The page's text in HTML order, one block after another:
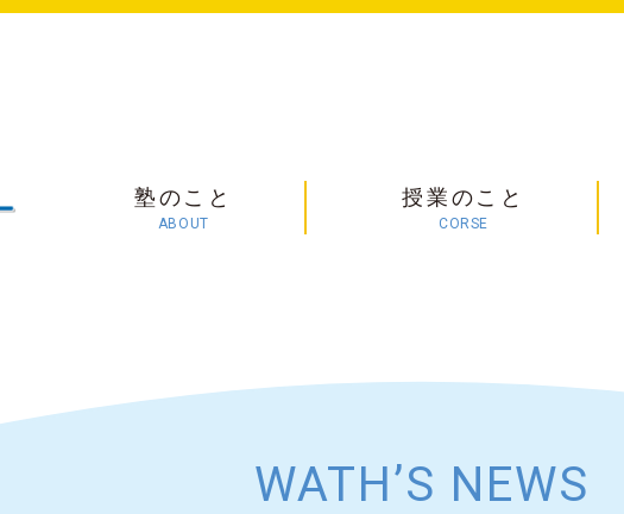
塾のこと
ABOUT
授業のこと
CORSE
WATH’S NEWS